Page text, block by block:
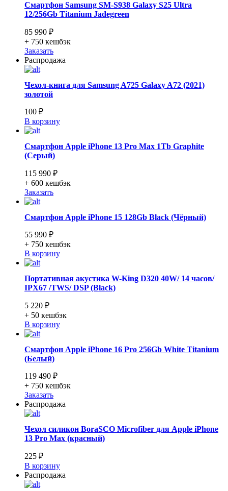
Смартфон Samsung SM-S938 Galaxy S25 Ultra
12/256Gb Titanium Jadegreen
85 990 ₽
+ 750 кешбэк
Заказать
Распродажа
Чехол-книга для Samsung A725 Galaxy A72 (2021)
золотой
100 ₽
В корзину
Смартфон Apple iPhone 13 Pro Max 1Tb Graphite
(Серый)
115 990 ₽
+ 600 кешбэк
Заказать
Смартфон Apple iPhone 15 128Gb Black (Чёрный)
55 990 ₽
+ 750 кешбэк
В корзину
Портативная акустика W-King D320 40W/ 14 часов/
IPX67 /TWS/ DSP (Black)
5 220 ₽
+ 50 кешбэк
В корзину
Смартфон Apple iPhone 16 Pro 256Gb White Titanium
(Белый)
119 490 ₽
+ 750 кешбэк
Заказать
Распродажа
Чехол силикон BoraSCO Microfiber для Apple iPhone
13 Pro Max (красный)
225 ₽
В корзину
Распродажа